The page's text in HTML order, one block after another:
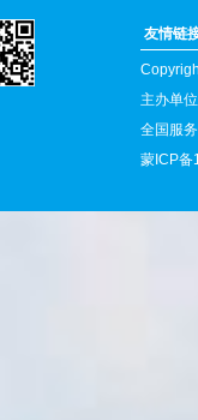
友情链
主办单
全国服
蒙ICP